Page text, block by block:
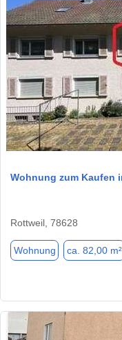
Wohnung zum Kaufen
Rottweil, 78628
Wohnung ca. 82,00 m²